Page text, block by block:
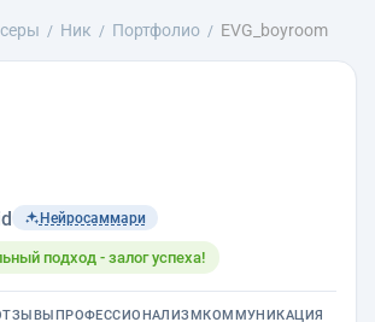
Ник Портфолио EVG_boyroom
Нейросаммари
подход - залог успеха!
ПРОФЕССИОНАЛИЗМКОММУНИКАЦИЯ